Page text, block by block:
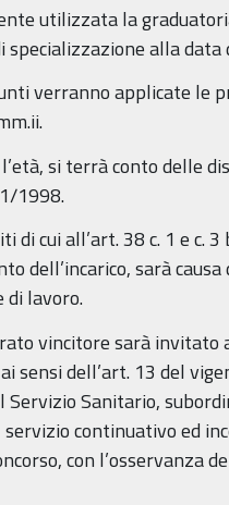
utilizzata la
alla data
verranno applicate le
si terrà conto delle
1998.
di cui all’art. 38 c. 1 e c.
dell’incarico, sarà
lavoro.
vincitore sarà
sensi dell’art. 13 del
Servizio Sanitario,
continuativo ed
con l’osservanza